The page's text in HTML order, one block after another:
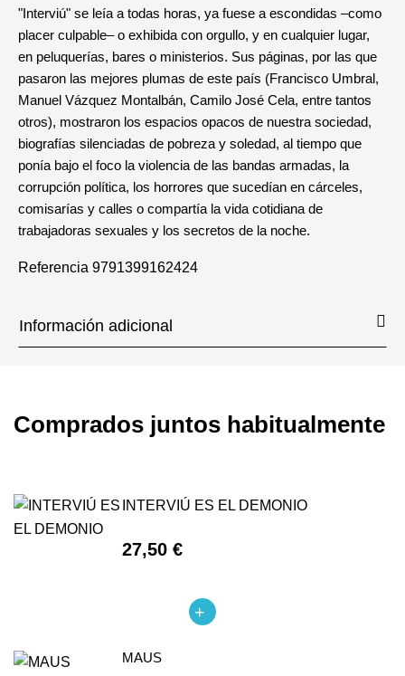
"Interviú" se leía a todas horas, ya fuese a escondidas –como
placer culpable– o exhibida con orgullo, y en cualquier lugar,
en peluquerías, bares o ministerios. Sus páginas, por las que
pasaron las mejores plumas de este país (Francisco Umbral,
Manuel Vázquez Montalbán, Camilo José Cela, entre tantos
otros), mostraron los espacios opacos de nuestra sociedad,
biografías silenciadas de pobreza y soledad, al tiempo que
ponía bajo el foco la violencia de las bandas armadas, la
corrupción política, los horrores que sucedían en cárceles,
comisarías y calles o compartía la vida cotidiana de
trabajadoras sexuales y los secretos de la noche.
Referencia 9791399162424
Información adicional
Comprados juntos habitualmente
INTERVIÚ ES EL DEMONIO
27,50 €
MAUS